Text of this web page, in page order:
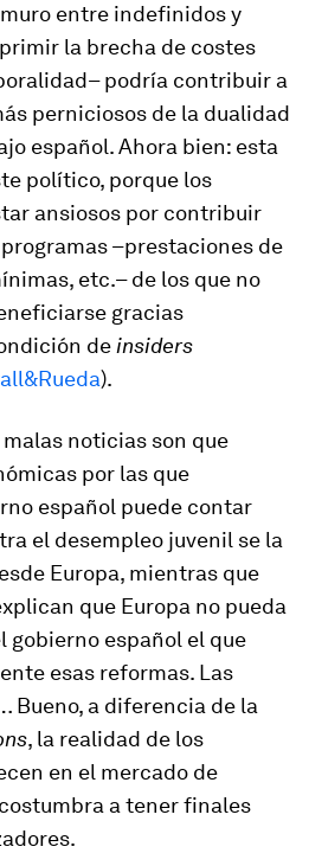
entre indefinidos y
la brecha de costes
podría contribuir a
perniciosos de la dualidad
español. Ahora bien: esta
político, porque los
ansiosos por contribuir
–prestaciones de
etc.– de los que no
gracias
deinsiders
).
noticias son que
por las que
español puede contar
el desempleo juvenil se la
Europa, mientras que
que Europa no pueda
gobierno español el que
esas reformas. Las
Bueno, a diferencia de la
, la realidad de los
en el mercado de
a tener finales